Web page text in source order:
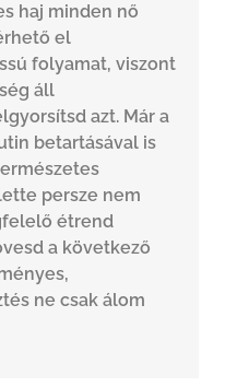
haj minden nő
el
folyamat, viszont
áll
azt. Már a
betartásával is
persze nem
étrend
a következő
ne csak álom